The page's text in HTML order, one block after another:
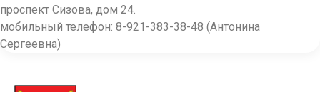
проспект Сизова, дом 24.
мобильный телефон: 8-921-383-38-48 (Антонина
Сергеевна)